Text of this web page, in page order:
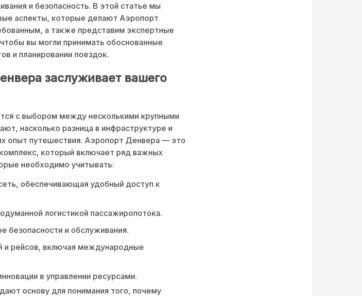
и безопасность. В этой статье мы
аспекты, которые делают Аэропорт
а также представим экспертные
вы могли принимать обоснованные
и планировании поездок.
заслуживает вашего
с выбором между несколькими крупными
насколько разница в инфраструктуре и
опыт путешествия. Аэропорт Денвера — это
который включает ряд важных
необходимо учитывать:
обеспечивающая удобный доступ к
логистикой пассажиропотока.
безопасности и обслуживания.
и рейсов, включая международные
в управлении ресурсами.
основу для понимания того, почему